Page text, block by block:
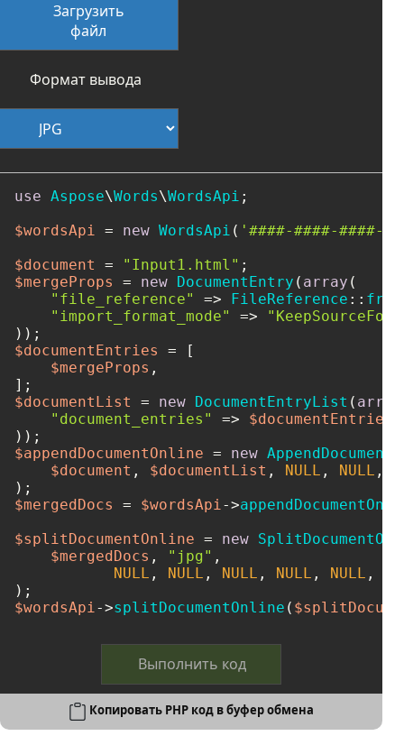
Загрузить
файл
Формат вывода
use Aspose\Words\WordsApi ;
$wordsApi = new WordsApi ( '####-####-####-
$document
= "Input1.html"
$mergeProps
= new DocumentEntry ( array (
"file_reference"
=> FileReference ::
"import_format_mode"
=>
$documentEntries
= [
$mergeProps ,
$documentList
= new DocumentEntryList ( array
"document_entries"
=> $documentEntries
$appendDocumentOnline = new
$document , $documentList , NULL , NULL ,
$mergedDocs
= $wordsApi->
$splitDocumentOnline = new
$mergedDocs , "jpg" ,
NULL , NULL , NULL , NULL , NULL ,
$wordsApi->splitDocumentOnline (
Выполнить код
Копировать PHP код в буфер обмена